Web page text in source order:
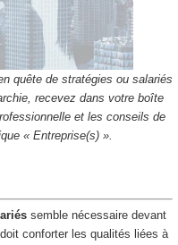
quête de stratégies ou salariés
recevez dans votre boîte
et les conseils de
« Entreprise(s) ».
semble nécessaire devant
conforter les qualités liées à